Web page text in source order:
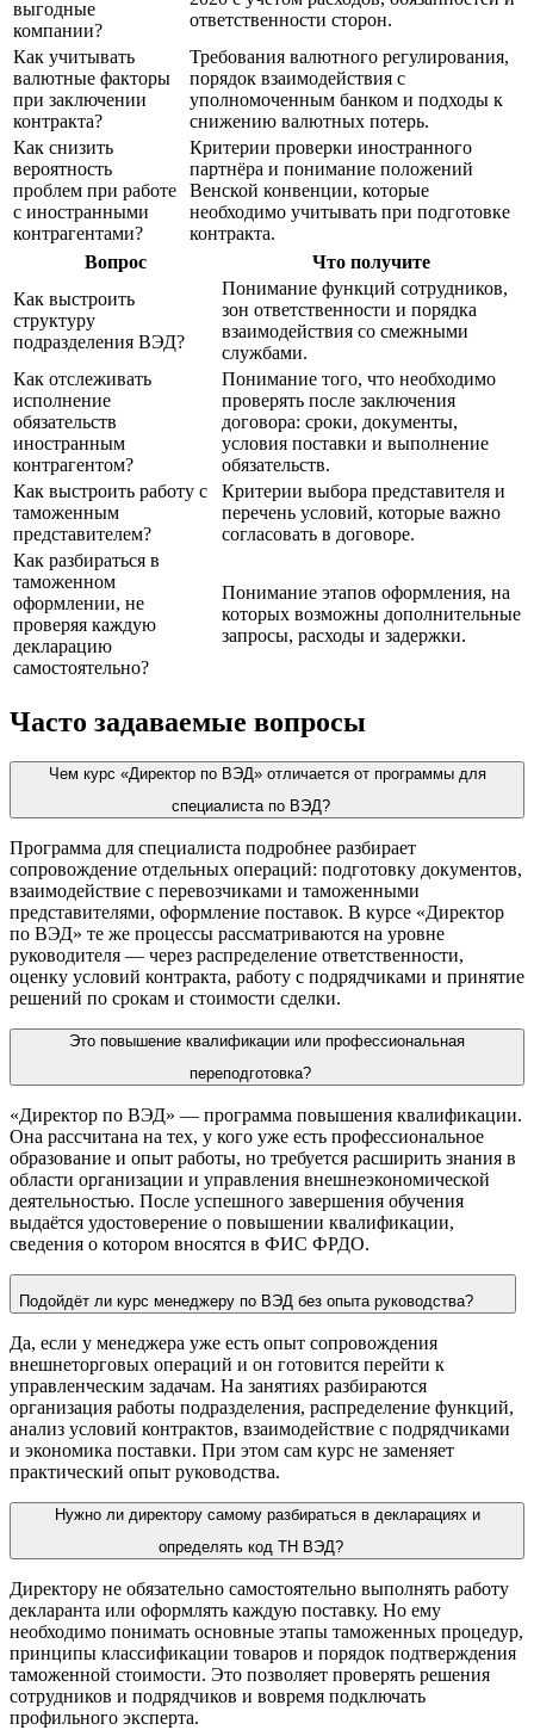
выгодные
компании?
ответственности сторон.
Как учитывать
валютные факторы
при заключении
контракта?
Требования валютного регулирования,
порядок взаимодействия с
уполномоченным банком и подходы к
снижению валютных потерь.
Как снизить
вероятность
проблем при работе
с иностранными
контрагентами?
Критерии проверки иностранного
партнёра и понимание положений
Венской конвенции, которые
необходимо учитывать при подготовке
контракта.
Вопрос
Что получите
Как выстроить
структуру
подразделения ВЭД?
Понимание функций сотрудников,
зон ответственности и порядка
взаимодействия со смежными
службами.
Как отслеживать
исполнение
обязательств
иностранным
контрагентом?
Понимание того, что необходимо
проверять после заключения
договора: сроки, документы,
условия поставки и выполнение
обязательств.
Как выстроить работу с
таможенным
представителем?
Критерии выбора представителя и
перечень условий, которые важно
согласовать в договоре.
Как разбираться в
таможенном
оформлении, не
проверяя каждую
декларацию
самостоятельно?
Понимание этапов оформления, на
которых возможны дополнительные
запросы, расходы и задержки.
Часто задаваемые вопросы
Чем курс «Директор по ВЭД» отличается от программы для
специалиста по ВЭД?
Программа для специалиста подробнее разбирает
сопровождение отдельных операций: подготовку документов,
взаимодействие с перевозчиками и таможенными
представителями, оформление поставок. В курсе «Директор
по ВЭД» те же процессы рассматриваются на уровне
руководителя — через распределение ответственности,
оценку условий контракта, работу с подрядчиками и принятие
решений по срокам и стоимости сделки.
Это повышение квалификации или профессиональная
переподготовка?
«Директор по ВЭД» — программа повышения квалификации.
Она рассчитана на тех, у кого уже есть профессиональное
образование и опыт работы, но требуется расширить знания в
области организации и управления внешнеэкономической
деятельностью. После успешного завершения обучения
выдаётся удостоверение о повышении квалификации,
сведения о котором вносятся в ФИС ФРДО.
Подойдёт ли курс менеджеру по ВЭД без опыта руководства?
Да, если у менеджера уже есть опыт сопровождения
внешнеторговых операций и он готовится перейти к
управленческим задачам. На занятиях разбираются
организация работы подразделения, распределение функций,
анализ условий контрактов, взаимодействие с подрядчиками
и экономика поставки. При этом сам курс не заменяет
практический опыт руководства.
Нужно ли директору самому разбираться в декларациях и
определять код ТН ВЭД?
Директору не обязательно самостоятельно выполнять работу
декларанта или оформлять каждую поставку. Но ему
необходимо понимать основные этапы таможенных процедур,
принципы классификации товаров и порядок подтверждения
таможенной стоимости. Это позволяет проверять решения
сотрудников и подрядчиков и вовремя подключать
профильного эксперта.